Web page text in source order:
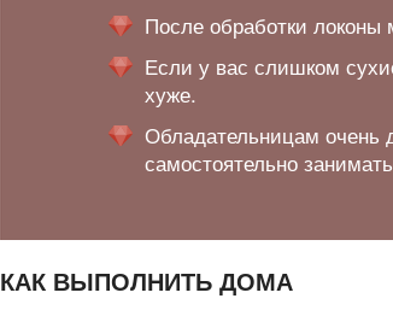
После обработки локоны
Если у вас слишком
хуже.
Обладательницам очень
самостоятельно
КАК ВЫПОЛНИТЬ ДОМА